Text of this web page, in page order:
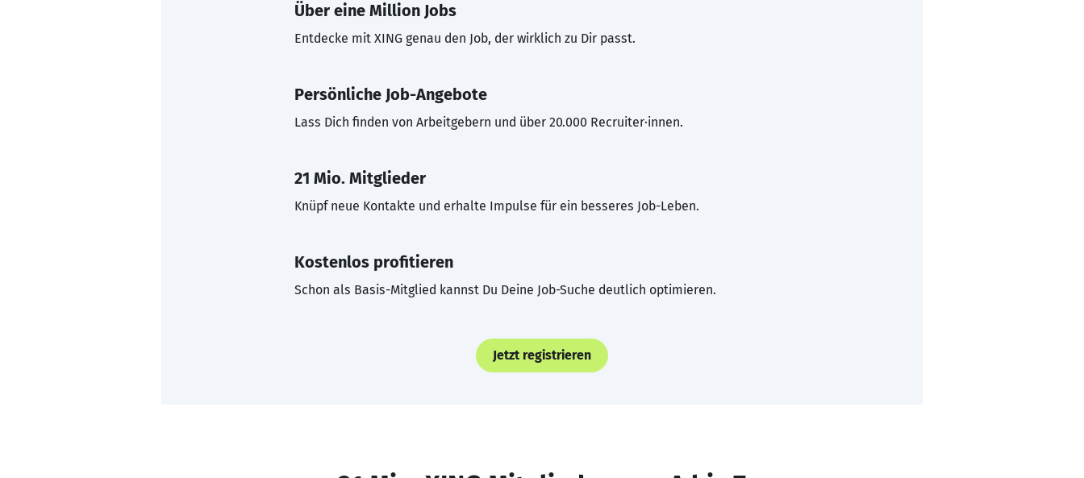
Über eine Million Jobs
Entdecke mit XING genau den Job, der wirklich zu Dir passt.
Persönliche Job-Angebote
Lass Dich finden von Arbeitgebern und über 20.000 Recruiter·innen.
21 Mio. Mitglieder
Knüpf neue Kontakte und erhalte Impulse für ein besseres Job-Leben.
Kostenlos profitieren
Schon als Basis-Mitglied kannst Du Deine Job-Suche deutlich optimieren.
Jetzt registrieren